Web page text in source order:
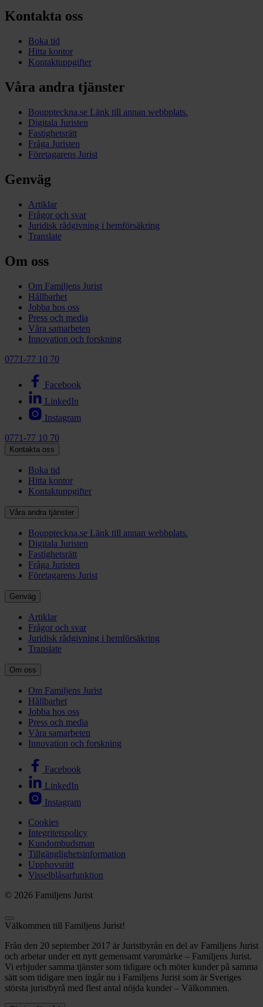
Kontakta oss
Boka tid
Hitta kontor
Kontaktuppgifter
Våra andra tjänster
Bouppteckna.se Länk till annan webbplats.
Digitala Juristen
Fastighetsrätt
Fråga Juristen
Företagarens Jurist
Genväg
Artiklar
Frågor och svar
Juridisk rådgivning i hemförsäkring
Translate
Om oss
Om Familjens Jurist
Hållbarhet
Jobba hos oss
Press och media
Våra samarbeten
Innovation och forskning
0771-77 10 70
Facebook
LinkedIn
Instagram
0771-77 10 70
Kontakta oss
Boka tid
Hitta kontor
Kontaktuppgifter
Våra andra tjänster
Bouppteckna.se Länk till annan webbplats.
Digitala Juristen
Fastighetsrätt
Fråga Juristen
Företagarens Jurist
Genväg
Artiklar
Frågor och svar
Juridisk rådgivning i hemförsäkring
Translate
Om oss
Om Familjens Jurist
Hållbarhet
Jobba hos oss
Press och media
Våra samarbeten
Innovation och forskning
Facebook
LinkedIn
Instagram
Cookies
Integritetspolicy
Kundombudsman
Tillgänglighetsinformation
Upphovsrätt
Visselblåsarfunktion
© 2026 Familjens Jurist
Välkommen till Familjens Jurist!
Från den 20 september 2017 är Juristbyrån en del av Familjens Jurist
och arbetar under ett nytt gemensamt varumärke – Familjens Jurist.
Vi erbjuder samma tjänster som tidigare och möter kunder på samma
sätt som tidigare men ingår nu i Familjens Jurist som är Sveriges
största juristbyrå med flest antal nöjda kunder – Välkommen.